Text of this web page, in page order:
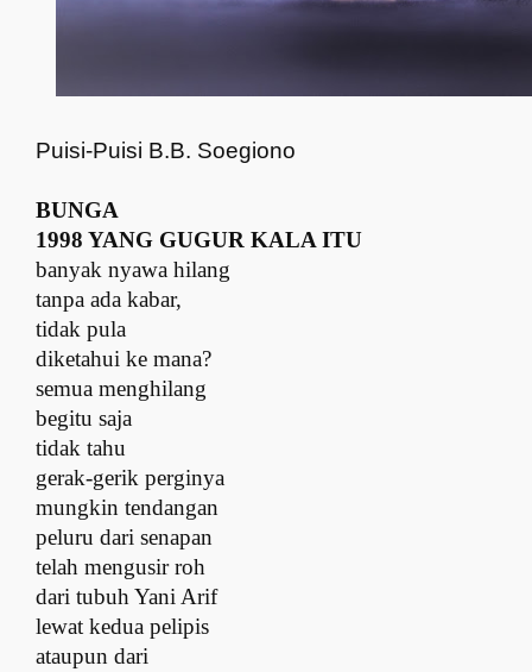
Puisi-Puisi B.B. Soegiono
BUNGA
1998 YANG GUGUR KALA ITU
banyak nyawa hilang
tanpa ada kabar,
tidak pula
diketahui ke mana?
semua menghilang
begitu saja
tidak tahu
gerak-gerik perginya
mungkin tendangan
peluru dari senapan
telah mengusir roh
dari tubuh Yani Arif
lewat kedua pelipis
ataupun dari